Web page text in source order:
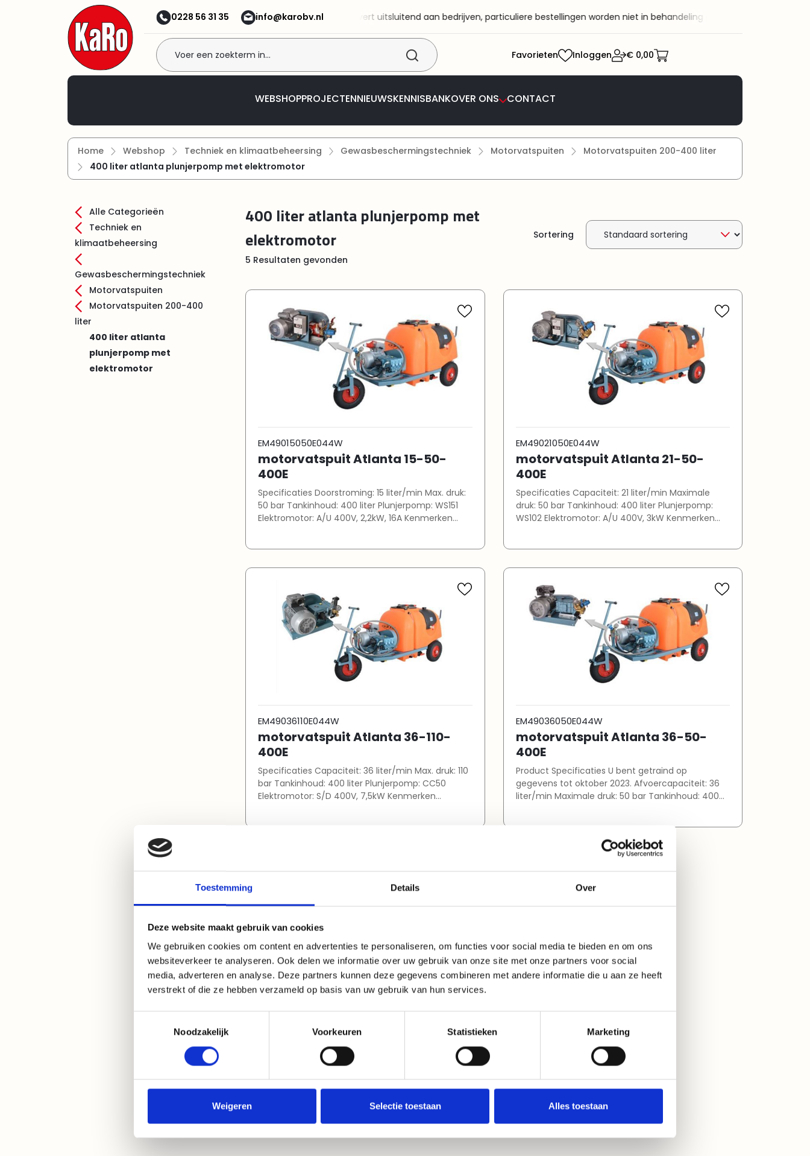
Toestemming Details Over
Deze website maakt gebruik van cookies
We gebruiken cookies om content en advertenties te personaliseren, om functies voor social media te bieden en om ons
websiteverkeer te analyseren. Ook delen we informatie over uw gebruik van onze site met onze partners voor social
media, adverteren en analyse. Deze partners kunnen deze gegevens combineren met andere informatie die u aan ze heeft
verstrekt of die ze hebben verzameld op basis van uw gebruik van hun services.
Noodzakelijk
Voorkeuren Statistieken Marketing
Weigeren Selectie toestaan Alles toestaan
de hoofdinhoud
Ga naar de zoekopdracht
Ga naar de hoofdnavigatie 0228 56 31 35 info@karobv.nl
Welkom bij KaRo BV! KaRo BV levert uitsluitend aan bedrijven, particuliere bestellingen worden niet in behandeling genomen.
Favorieten Inloggen € 0,00
WEBSHOPPROJECTENNIEUWSKENNISBANKOVER ONS CONTACT
Home Webshop Techniek en klimaatbeheersing Gewasbeschermingstechniek Motorvatspuiten
Motorvatspuiten 200-400 liter
400 liter atlanta plunjerpomp met elektromotor
Alle Categorieën
Techniek en
klimaatbeheersing
Gewasbeschermingstechniek
Motorvatspuiten
Motorvatspuiten 200-400
liter
400 liter atlanta
plunjerpomp met
elektromotor
400 liter atlanta plunjerpomp met
elektromotor
5 Resultaten gevonden
Sortering
EM49015050E044W
motorvatspuit Atlanta 15-50-
400E
Specificaties Doorstroming: 15 liter/min Max. druk:
50 bar Tankinhoud: 400 liter Plunjerpomp: WS151
Elektromotor: A/U 400V, 2,2kW, 16A Kenmerken
Schoonwatertankje (16 liter) Rem op voorwiel IE3-
EM49021050E044W
motorvatspuit Atlanta 21-50-
400E
Specificaties Capaciteit: 21 liter/min Maximale
druk: 50 bar Tankinhoud: 400 liter Plunjerpomp:
WS102 Elektromotor: A/U 400V, 3kW Kenmerken
Schoonwatertankje (16 liter) Rem op voorwiel IE3-
EM49036110E044W
motorvatspuit Atlanta 36-110-
400E
Specificaties Capaciteit: 36 liter/min Max. druk: 110
bar Tankinhoud: 400 liter Plunjerpomp: CC50
Elektromotor: S/D 400V, 7,5kW Kenmerken
EM49036050E044W
motorvatspuit Atlanta 36-50-
400E
Product Specificaties U bent getraind op
gegevens tot oktober 2023. Afvoercapaciteit: 36
liter/min Maximale druk: 50 bar Tankinhoud: 400
voorwiel IE3-motoren (400V)
EM49037050E044W
motorvatspuit Atlanta 37-50-
Hydraulische roerinrichting in de tank (tot 55 bar)
Peilglas met schaalverdeling per 50 liter Vulpijp
met Geka aansluiting en terugslagklep
Schoonwatertankje (16 liter) Rem op voorwiel IE3-
motoren (400V)